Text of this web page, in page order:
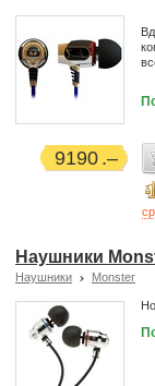
9190
Наушники
Наушники Monster